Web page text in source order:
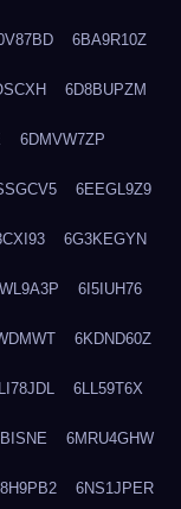
6BA9R10Z
6D8BUPZM
6DMVW7ZP
6EEGL9Z9
6G3KEGYN
6I5IUH76
6KDND60Z
6LL59T6X
6MRU4GHW
6NS1JPER